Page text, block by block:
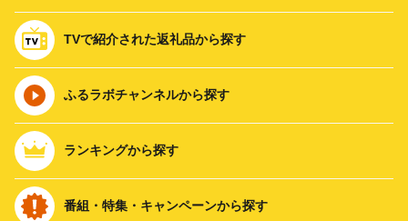
TVで紹介された返礼品から探す
ふるラボチャンネルから探す
ランキングから探す
番組・特集・キャンペーンから探す